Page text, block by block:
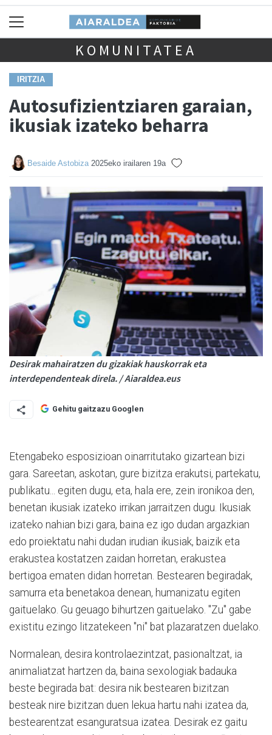
KOMUNITATEA
IRITZIA
Autosufizientziaren garaian,
ikusiak izateko beharra
Besaide Astobiza 2025eko irailaren 19a
Desirak mahairatzen du gizakiak hauskorrak eta
interdependenteak direla. / Aiaraldea.eus
Gehitu gaitzazu Googlen
Etengabeko esposizioan oinarritutako gizartean bizi
gara. Sareetan, askotan, gure bizitza erakutsi, partekatu,
publikatu... egiten dugu, eta, hala ere, zein ironikoa den,
benetan ikusiak izateko irrikan jarraitzen dugu. Ikusiak
izateko nahian bizi gara, baina ez igo dudan argazkian
edo proiektatu nahi dudan irudian ikusiak, baizik eta
erakustea kostatzen zaidan horretan, erakustea
bertigoa ematen didan horretan. Bestearen begiradak,
samurra eta benetakoa denean, humanizatu egiten
gaituelako. Gu geuago bihurtzen gaituelako. "Zu" gabe
existitu ezingo litzatekeen "ni" bat plazaratzen duelako.
Normalean, desira kontrolaezintzat, pasionaltzat, ia
animaliatzat hartzen da, baina sexologiak badauka
beste begirada bat: desira nik bestearen bizitzan
besteak nire bizitzan duen lekua hartu nahi izatea da,
bestearentzat esanguratsua izatea. Desirak ez gaitu